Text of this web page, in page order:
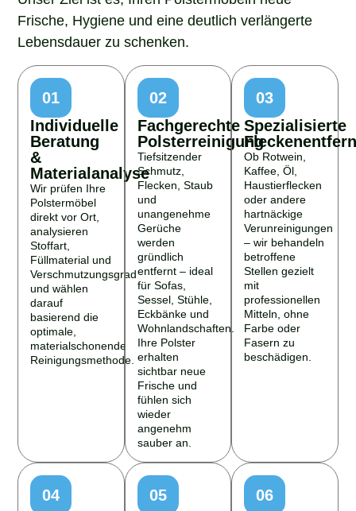
Frische, Hygiene und eine deutlich verlängerte
Lebensdauer zu schenken.
01
Individuelle
Beratung
&
Materialanalyse
Wir prüfen Ihre
Polstermöbel
direkt vor Ort,
analysieren
Stoffart,
Füllmaterial und
Verschmutzungsgrad
und wählen
darauf
basierend die
optimale,
materialschonende
Reinigungsmethode.
02
Fachgerechte
Polsterreinigung
Tiefsitzender
Schmutz,
Flecken, Staub
und
unangenehme
Gerüche
werden
gründlich
entfernt – ideal
für Sofas,
Sessel, Stühle,
Eckbänke und
Wohnlandschaften.
Ihre Polster
erhalten
sichtbar neue
Frische und
fühlen sich
wieder
angenehm
sauber an.
03
Spezialisierte
Ob Rotwein,
Kaffee, Öl,
Haustierflecken
oder andere
hartnäckige
Verunreinigungen
– wir behandeln
betroffene
Stellen gezielt
mit
professionellen
Mitteln, ohne
Farbe oder
Fasern zu
beschädigen.
04
05
06